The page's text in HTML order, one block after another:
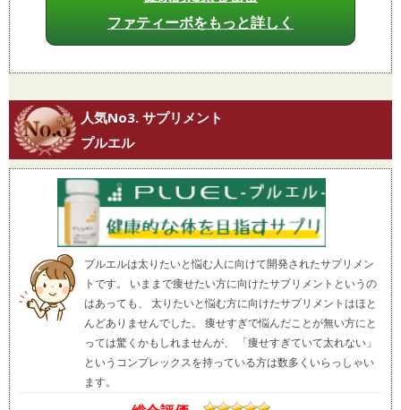
ファティーボをもっと詳しく
人気No3. サプリメント
プルエル
プルエルは太りたいと悩む人に向けて開発されたサプリメン
トです。 いままで痩せたい方に向けたサプリメントというの
はあっても、 太りたいと悩む方に向けたサプリメントはほと
んどありませんでした。 痩せすぎで悩んだことが無い方にと
っては驚くかもしれませんが、 「痩せすぎていて太れない」
というコンプレックスを持っている方は数多くいらっしゃい
ます。